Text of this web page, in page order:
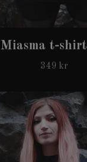
Miasma t-
349 kr